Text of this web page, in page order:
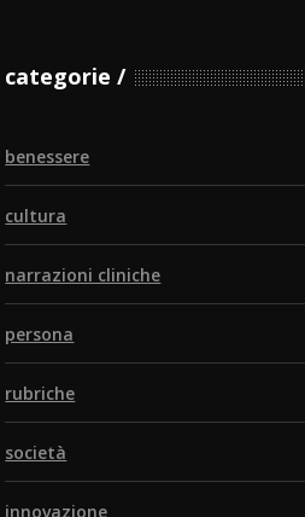
categorie
benessere
cultura
narrazioni cliniche
persona
rubriche
società
innovazione